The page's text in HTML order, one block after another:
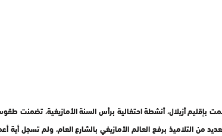
أزيلال، أنشطة احتفالية برأس السنة الأمازيغية، تضمنت
من التلاميذ برفع العالم الأمازيغي بالشارع العام، ولم تسجل